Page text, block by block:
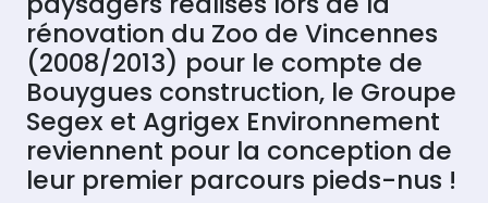
rénovation du Zoo de Vincennes
(2008/2013) pour le compte de
Bouygues construction, le Groupe
Segex et Agrigex Environnement
reviennent pour la conception de
leur premier parcours pieds-nus !